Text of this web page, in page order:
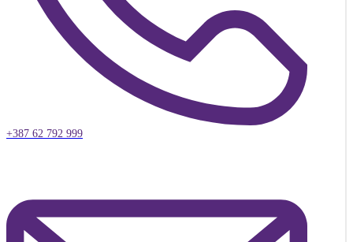
+387 62 792 999